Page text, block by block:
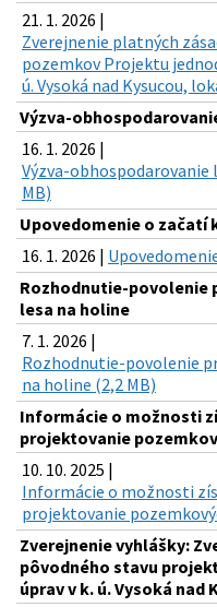
21. 1. 2026 |
Zverejnenie platných
pozemkov Projektu
ú. Vysoká nad Kysucou,
Výzva-
16. 1. 2026 |
Výzva-obhospodarovanie
MB)
Upovedomenie o začatí
16. 1. 2026 |
Rozhodnutie-povolenie
lesa na holine
7. 1. 2026 |
Rozhodnutie-povolenie
na holine (2,2 MB)
Informácie o možnosti
projektovanie
10. 10. 2025 |
Informácie o možnosti
projektovanie
Zverejnenie vyhlášky:
pôvodného stavu
úprav v k. ú. Vysoká